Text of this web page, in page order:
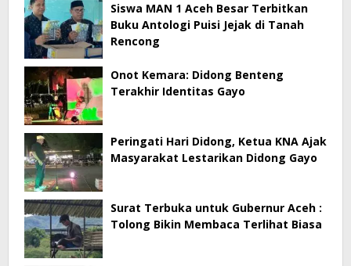
Siswa MAN 1 Aceh Besar Terbitkan
Buku Antologi Puisi Jejak di Tanah
Rencong
Onot Kemara: Didong Benteng
Terakhir Identitas Gayo
Peringati Hari Didong, Ketua KNA Ajak
Masyarakat Lestarikan Didong Gayo
Surat Terbuka untuk Gubernur Aceh :
Tolong Bikin Membaca Terlihat Biasa